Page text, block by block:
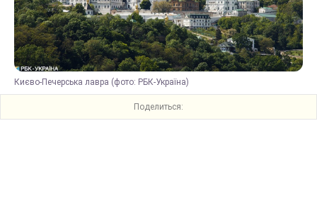
Києво-Печерська лавра (фото: РБК-Україна)
Поделиться: